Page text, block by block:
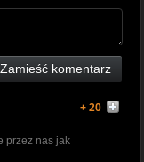
Zamieść komentarz
+ 20
przez nas jak